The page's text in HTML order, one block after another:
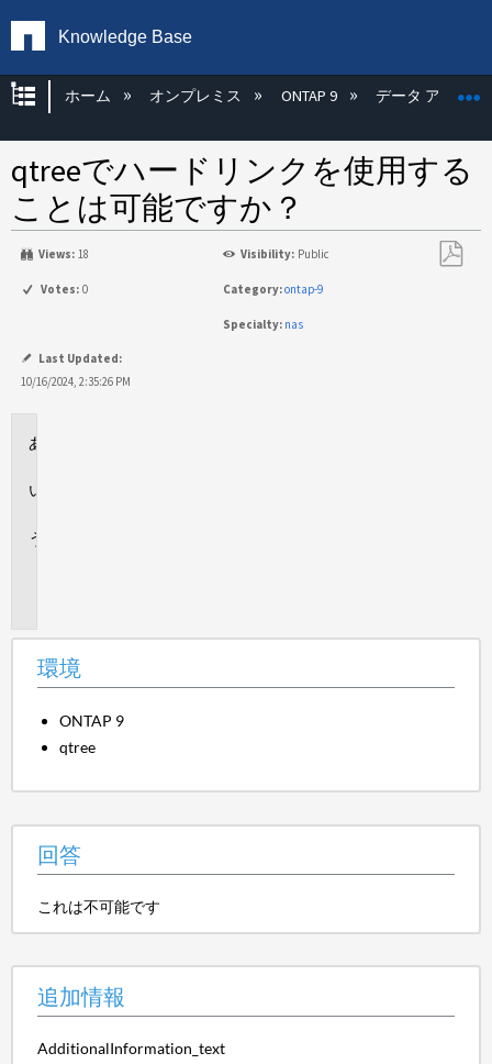
Knowledge Base
グローバル階層を展開/折りたたむ
ホーム オンプレミス ONTAP 9 データ アクセス
qtreeでハードリンクを使用する
ことは可能ですか？
Views: 18 Visibility: Public
Votes: 0 Category:ontap-9
Specialty: nas
Last Updated:
10/16/2024, 2:35:26 PM
環境
ONTAP 9
qtree
回答
これは不可能です
追加情報
AdditionalInformation_text